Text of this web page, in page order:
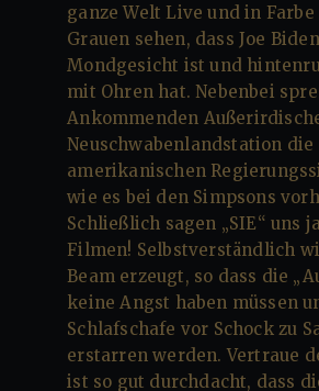
ganze Welt Live und in
Grauen sehen, dass Joe
Mondgesicht ist und
mit Ohren hat. Nebenbei
Ankommenden
Neuschwabenlandstation die
amerikanischen
wie es bei den Simpsons
Schließlich sagen „SIE“ uns
Filmen! Selbstverständlich
Beam erzeugt, so dass die
keine Angst haben müssen
Schlafschafe vor Schock zu
erstarren werden. Vertraue
ist so gut durchdacht, dass